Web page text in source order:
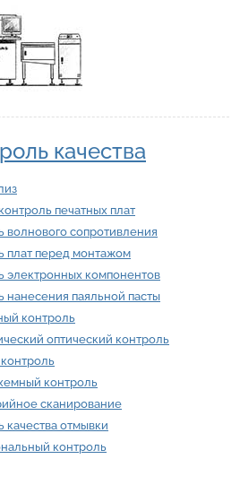
качества
печатных плат
волнового сопротивления
плат перед монтажом
электронных компонентов
нанесения паяльной пасты
контроль
оптический контроль
контроль
сканирование
качества отмывки
контроль